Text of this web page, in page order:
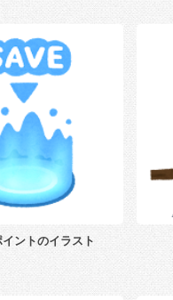
ントのイラスト